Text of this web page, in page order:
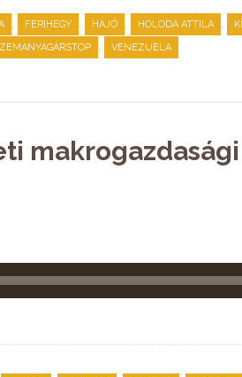
, FERIHEGY , HAJÓ , HOLODA ATTILA ,
, VENEZUELA